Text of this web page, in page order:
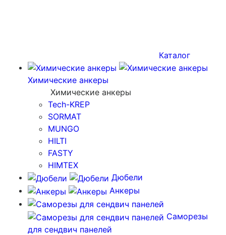
Каталог
Химические анкеры
Химические анкеры
Tech-KREP
SORMAT
MUNGO
HILTI
FASTY
HIMTEX
Дюбели
Анкеры
Саморезы
для сендвич панелей